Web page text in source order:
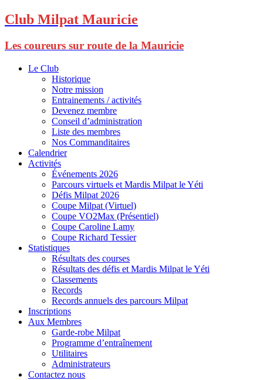
Club Milpat Mauricie
Les coureurs sur route de la Mauricie
Le Club
Historique
Notre mission
Entrainements / activités
Devenez membre
Conseil d’administration
Liste des membres
Nos Commanditaires
Calendrier
Activités
Événements 2026
Parcours virtuels et Mardis Milpat le Yéti
Défis Milpat 2026
Coupe Milpat (Virtuel)
Coupe VO2Max (Présentiel)
Coupe Caroline Lamy
Coupe Richard Tessier
Statistiques
Résultats des courses
Résultats des défis et Mardis Milpat le Yéti
Classements
Records
Records annuels des parcours Milpat
Inscriptions
Aux Membres
Garde-robe Milpat
Programme d’entraînement
Utilitaires
Administrateurs
Contactez nous